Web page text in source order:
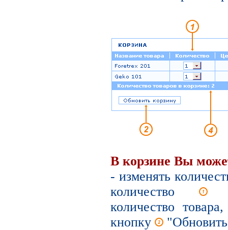
В корзине Вы
- изменять
количество
количество
кнопку